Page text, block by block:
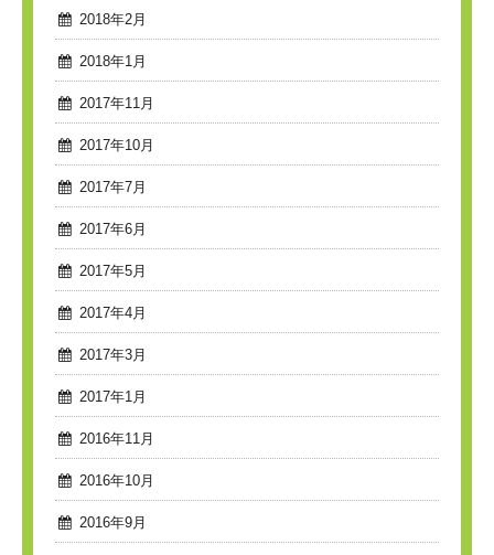
2018年2月
2018年1月
2017年11月
2017年10月
2017年7月
2017年6月
2017年5月
2017年4月
2017年3月
2017年1月
2016年11月
2016年10月
2016年9月